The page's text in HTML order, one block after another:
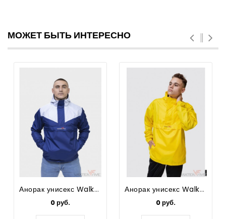
МОЖЕТ БЫТЬ ИНТЕРЕСНО
Анорак унисекс Walker
0 руб.
Анорак унисекс Walker
0 руб.